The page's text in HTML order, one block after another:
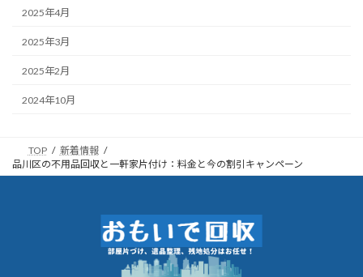
2025年4月
2025年3月
2025年2月
2024年10月
TOP
新着情報
品川区の不用品回収と一軒家片付け：料金と今の割引キャンペーン